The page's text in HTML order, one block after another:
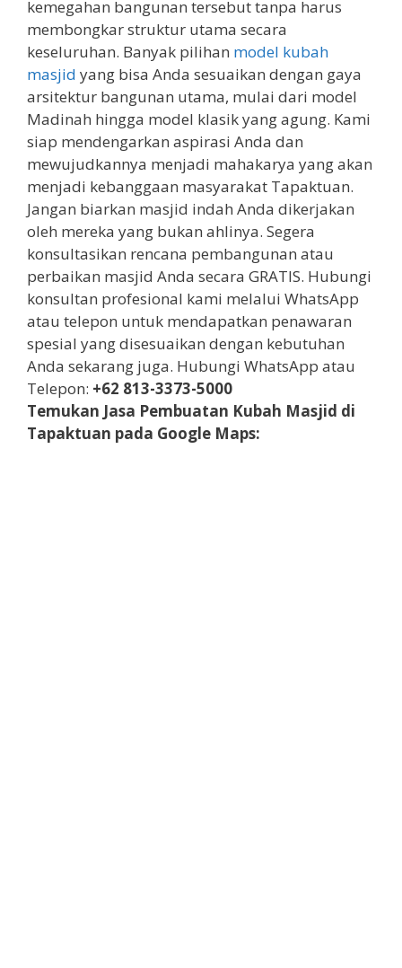
kemegahan bangunan tersebut tanpa harus
membongkar struktur utama secara
keseluruhan. Banyak pilihan model kubah
masjid yang bisa Anda sesuaikan dengan gaya
arsitektur bangunan utama, mulai dari model
Madinah hingga model klasik yang agung. Kami
siap mendengarkan aspirasi Anda dan
mewujudkannya menjadi mahakarya yang akan
menjadi kebanggaan masyarakat Tapaktuan.
Jangan biarkan masjid indah Anda dikerjakan
oleh mereka yang bukan ahlinya. Segera
konsultasikan rencana pembangunan atau
perbaikan masjid Anda secara GRATIS. Hubungi
konsultan profesional kami melalui WhatsApp
atau telepon untuk mendapatkan penawaran
spesial yang disesuaikan dengan kebutuhan
Anda sekarang juga. Hubungi WhatsApp atau
Telepon: +62 813-3373-5000
Temukan Jasa Pembuatan Kubah Masjid di
Tapaktuan pada Google Maps: